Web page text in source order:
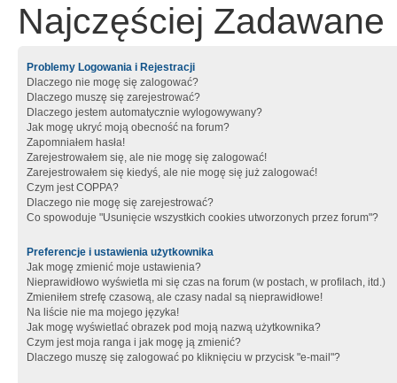
Najczęściej Zadawane
Problemy Logowania i Rejestracji
Dlaczego nie mogę się zalogować?
Dlaczego muszę się zarejestrować?
Dlaczego jestem automatycznie wylogowywany?
Jak mogę ukryć moją obecność na forum?
Zapomniałem hasła!
Zarejestrowałem się, ale nie mogę się zalogować!
Zarejestrowałem się kiedyś, ale nie mogę się już zalogować!
Czym jest COPPA?
Dlaczego nie mogę się zarejestrować?
Co spowoduje "Usunięcie wszystkich cookies utworzonych przez forum"?
Preferencje i ustawienia użytkownika
Jak mogę zmienić moje ustawienia?
Nieprawidłowo wyświetla mi się czas na forum (w postach, w profilach, itd.)
Zmieniłem strefę czasową, ale czasy nadal są nieprawidłowe!
Na liście nie ma mojego języka!
Jak mogę wyświetlać obrazek pod moją nazwą użytkownika?
Czym jest moja ranga i jak mogę ją zmienić?
Dlaczego muszę się zalogować po kliknięciu w przycisk "e-mail"?